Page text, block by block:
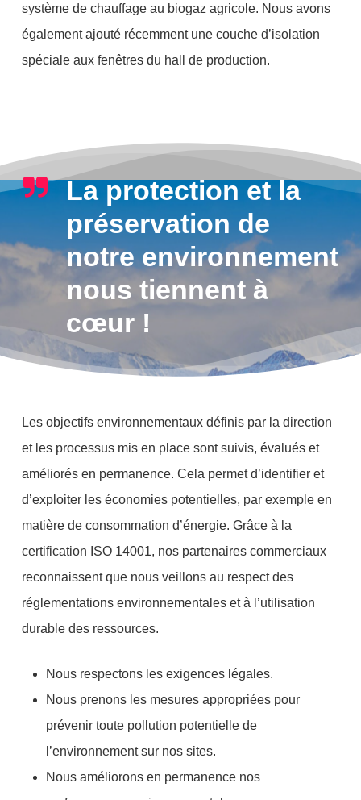
système de chauffage au biogaz agricole. Nous avons
également ajouté récemment une couche d’isolation
spéciale aux fenêtres du hall de production.
La protection et la
préservation de
notre environnement
nous tiennent à
cœur !
Les objectifs environnementaux définis par la direction
et les processus mis en place sont suivis, évalués et
améliorés en permanence. Cela permet d’identifier et
d’exploiter les économies potentielles, par exemple en
matière de consommation d’énergie. Grâce à la
certification ISO 14001, nos partenaires commerciaux
reconnaissent que nous veillons au respect des
réglementations environnementales et à l’utilisation
durable des ressources.
Nous respectons les exigences légales.
Nous prenons les mesures appropriées pour
prévenir toute pollution potentielle de
l’environnement sur nos sites.
Nous améliorons en permanence nos